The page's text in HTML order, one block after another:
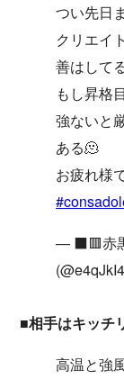
つい先日
クリエイ
善はして
もし昇格
強ないと
ある🫠
お疲れ様
— ⬛️🟥赤
■相手はキッチ
高温と強